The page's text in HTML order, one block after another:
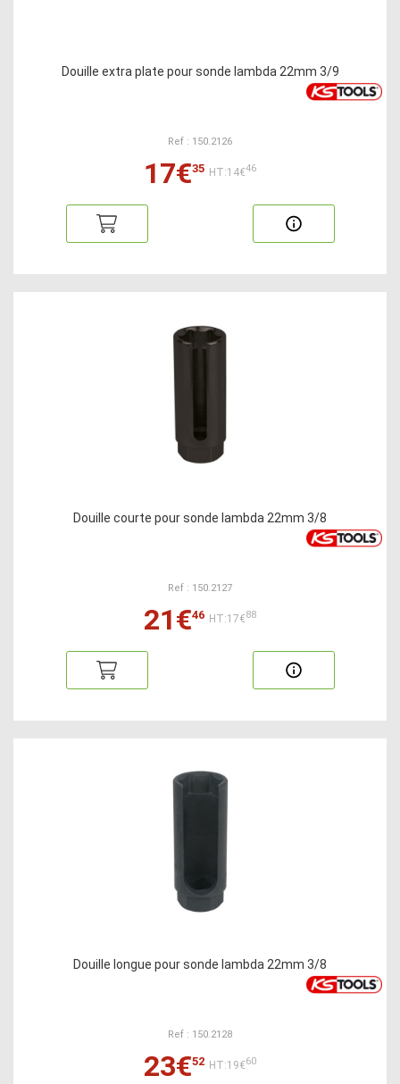
Douille extra plate pour sonde lambda 22mm 3/9
Ref : 150.2126
17€35 HT:14€46
Douille courte pour sonde lambda 22mm 3/8
Ref : 150.2127
21€46 HT:17€88
Douille longue pour sonde lambda 22mm 3/8
Ref : 150.2128
23€52 HT:19€60